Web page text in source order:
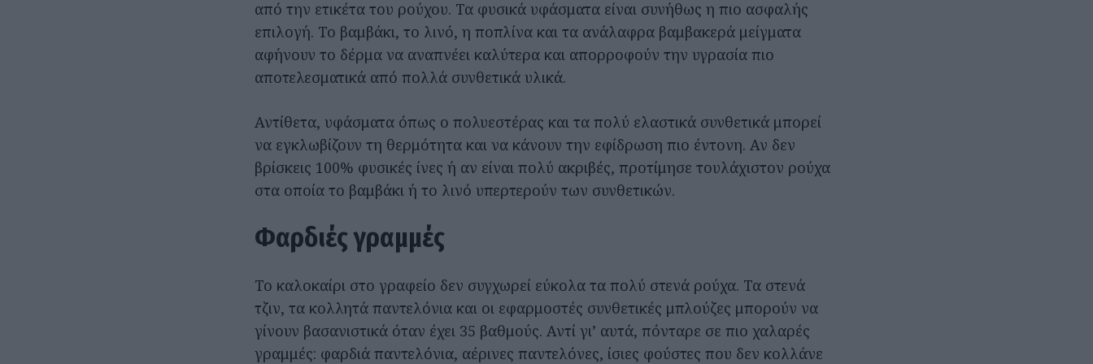
από την ετικέτα του ρούχου. Τα φυσικά υφάσματα είναι συνήθως η πιο ασφαλής
επιλογή. Το βαμβάκι, το λινό, η ποπλίνα και τα ανάλαφρα βαμβακερά μείγματα
αφήνουν το δέρμα να αναπνέει καλύτερα και απορροφούν την υγρασία πιο
αποτελεσματικά από πολλά συνθετικά υλικά.
Αντίθετα, υφάσματα όπως ο πολυεστέρας και τα πολύ ελαστικά συνθετικά μπορεί
να εγκλωβίζουν τη θερμότητα και να κάνουν την εφίδρωση πιο έντονη. Αν δεν
βρίσκεις 100% φυσικές ίνες ή αν είναι πολύ ακριβές, προτίμησε τουλάχιστον ρούχα
στα οποία το βαμβάκι ή το λινό υπερτερούν των συνθετικών.
Φαρδιές γραμμές
Το καλοκαίρι στο γραφείο δεν συγχωρεί εύκολα τα πολύ στενά ρούχα. Τα στενά
τζιν, τα κολλητά παντελόνια και οι εφαρμοστές συνθετικές μπλούζες μπορούν να
γίνουν βασανιστικά όταν έχει 35 βαθμούς. Αντί γι’ αυτά, πόνταρε σε πιο χαλαρές
γραμμές: φαρδιά παντελόνια, αέρινες παντελόνες, ίσιες φούστες που δεν κολλάνε